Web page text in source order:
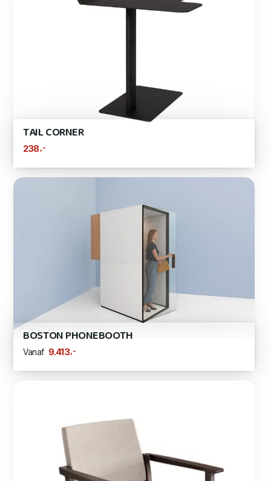
TAIL CORNER
238,-
BOSTON PHONEBOOTH
Vanaf 9.413,-